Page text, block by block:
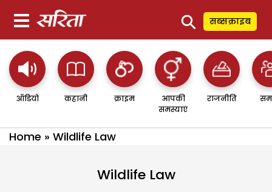
⚲ सब्सक्राइब
ऑडियो कहानी क्राइम
आपकी
समस्याएं
राजनीति
Home » Wildlife Law
Wildlife Law